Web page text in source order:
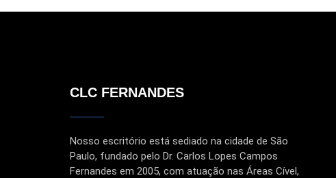
CLC FERNANDES
Nosso escritório está sediado na cidade de São
Paulo, fundado pelo Dr. Carlos Lopes Campos
Fernandes em 2005, com atuação nas Áreas Cível,